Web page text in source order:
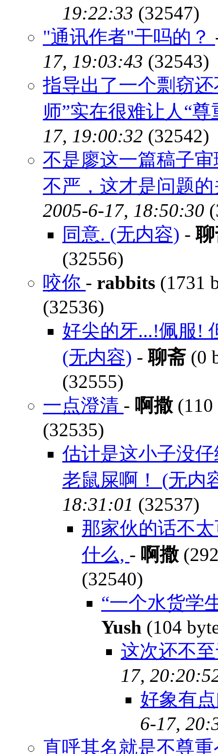
19:22:33 (32547)
"通讯作者"干吗的？
17, 19:03:43 (32543)
指导出了一个剽窃
师”实在很难让人“
17, 19:00:32 (32542)
不是廖这一篇稿子
不严，这才是问题
2005-6-17, 18:50:30
同意. (无内容) -
(32556)
咬你 - rabbits (1731
(32536)
好尖的牙...!佩服!
(无内容) -聊斋 (0
(32555)
一点澄清 - 啊撒(110
(32535)
估计是这小子没
老鼠屎啊！ (无内
18:31:01 (32537)
那家伙的话不
什么, - 啊撒
(32540)
“一个水货学
Yush (104
这次还不
17,
好象有
6-17,
直呼其名就是不尊